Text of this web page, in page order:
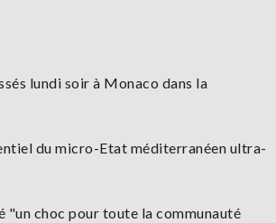
lundi soir à Monaco dans la
du micro-Etat méditerranéen ultra-
"un choc pour toute la communauté